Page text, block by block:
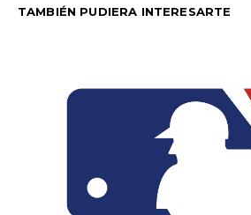
TAMBIÉN PUDIERA INTERESARTE